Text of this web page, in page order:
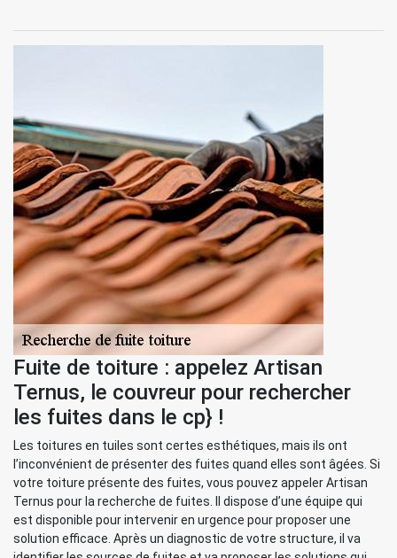
Fuite de toiture : appelez Artisan
Ternus, le couvreur pour rechercher
les fuites dans le cp} !
Les toitures en tuiles sont certes esthétiques, mais ils ont
l’inconvénient de présenter des fuites quand elles sont âgées. Si
votre toiture présente des fuites, vous pouvez appeler Artisan
Ternus pour la recherche de fuites. Il dispose d’une équipe qui
est disponible pour intervenir en urgence pour proposer une
solution efficace. Après un diagnostic de votre structure, il va